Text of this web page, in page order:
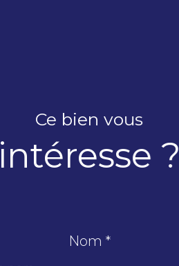
Ce bien vous
intéresse ?
Nom *